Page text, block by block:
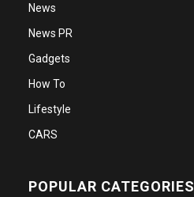
News
News PR
Gadgets
How To
Lifestyle
CARS
POPULAR CATEGORIES